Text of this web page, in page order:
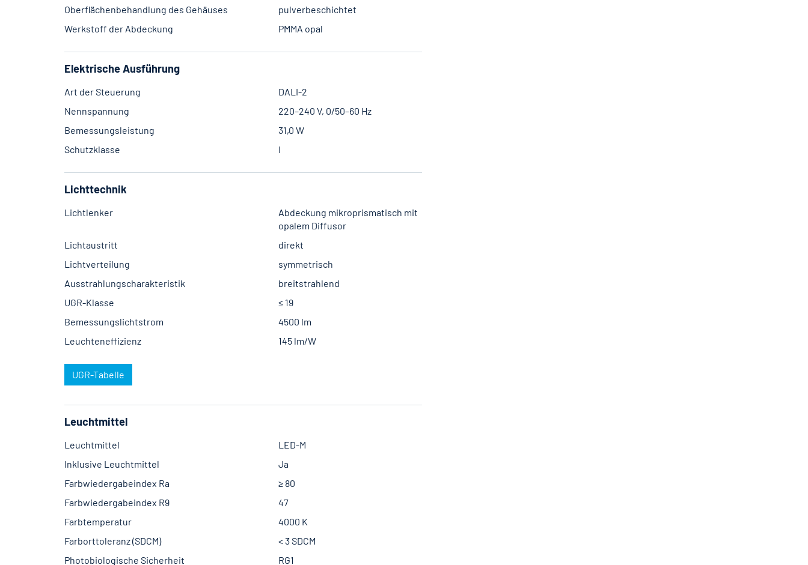
Oberflächenbehandlung des Gehäuses
pulverbeschichtet
Werkstoff der Abdeckung
PMMA opal
Elektrische Ausführung
Art der Steuerung
DALI-2
Nennspannung
220–240 V, 0/50–60 Hz
Bemessungsleistung
31,0 W
Schutzklasse
I
Lichttechnik
Lichtlenker
Abdeckung mikroprismatisch mit
opalem Diffusor
Lichtaustritt
direkt
Lichtverteilung
symmetrisch
Ausstrahlungscharakteristik
breitstrahlend
UGR-Klasse
≤ 19
Bemessungslichtstrom
4500 lm
Leuchteneffizienz
145 lm/W
UGR-Tabelle
Leuchtmittel
Leuchtmittel
LED-M
Inklusive Leuchtmittel
Ja
Farbwiedergabeindex Ra
≥ 80
Farbwiedergabeindex R9
47
Farbtemperatur
4000 K
Farborttoleranz (SDCM)
< 3 SDCM
Photobiologische Sicherheit
RG1